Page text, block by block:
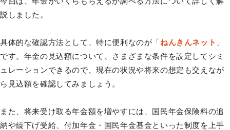
説しました。
具体的な確認方法として、特に便利なのが「ねんきんネット 」
です。年金の見込額について、さまざまな条件を設定してシミ
ュレーションできるので、現在の状況や将来の想定も交えなが
ら見込額を確認してみましょう。
また、将来受け取る年金額を増やすには、国民年金保険料の追
納や繰下げ受給、付加年金・国民年金基金といった制度を上手